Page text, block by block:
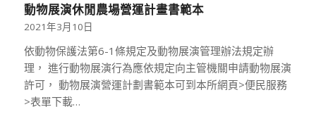
動物展演休閒農場營運計畫書範本
2021年3月10日
依動物保護法第6-1條規定及動物展演管理辦法規定辦
理， 進行動物展演行為應依規定向主管機關申請動物展演
許可， 動物展演營運計劃書範本可到本所網頁>便民服務
>表單下載…